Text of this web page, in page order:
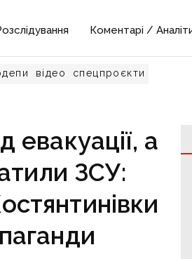
Коментарі /
відео спецпроєкти
евакуації, а
ЗСУ: